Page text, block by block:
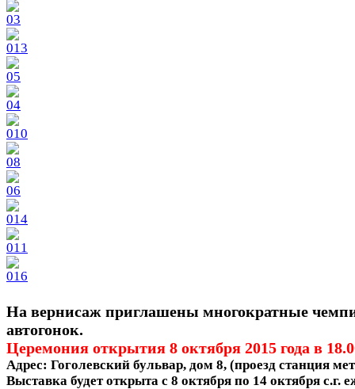
На вернисаж приглашены многократные
автогонок.
Церемония открытия 8 октября 2015 года в
Адрес: Гоголевский бульвар, дом 8, (проезд станция
Выставка будет открыта с 8 октября по 14 октября с.г.